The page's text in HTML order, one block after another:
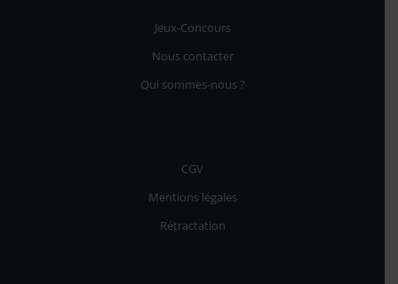
Jeux-Concours
Nous contacter
Qui sommes-nous ?
CGV
Mentions légales
Rétractation